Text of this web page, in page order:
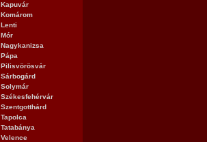
Kapuvár
Komárom
Lenti
Mór
Nagykanizsa
Pápa
Pilisvörösvár
Sárbogárd
Solymár
Székesfehérvár
Szentgotthárd
Tapolca
Tatabánya
Velence